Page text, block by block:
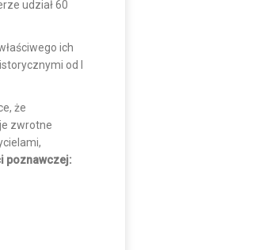
udział 60
ich
od I
że
zwrotne
poznawczej: